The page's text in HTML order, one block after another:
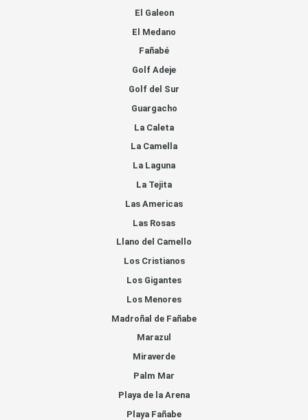
El Galeon
El Medano
Fañabé
Golf Adeje
Golf del Sur
Guargacho
La Caleta
La Camella
La Laguna
La Tejita
Las Americas
Las Rosas
Llano del Camello
Los Cristianos
Los Gigantes
Los Menores
Madroñal de Fañabe
Marazul
Miraverde
Palm Mar
Playa de la Arena
Playa Fañabe